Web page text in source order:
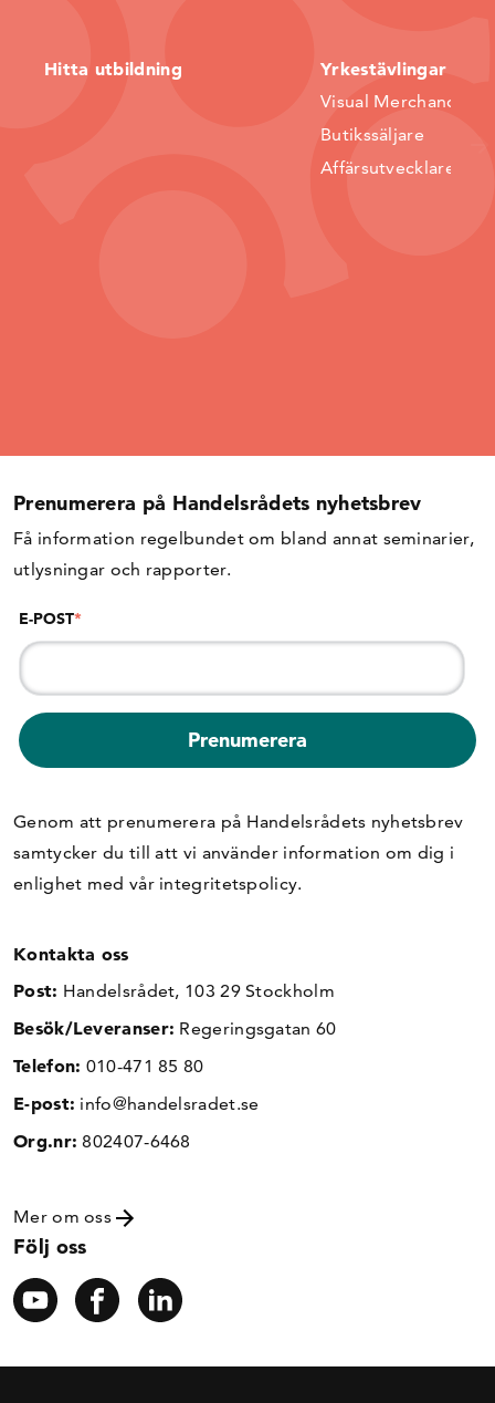
Hitta utbildning Yrkestävlingar
Visual Merchandiser
Butikssäljare
Affärsutvecklare
Prenumerera på Handelsrådets nyhetsbrev
Få information regelbundet om bland annat seminarier,
utlysningar och rapporter.
E-POST*
Genom att prenumerera på Handelsrådets nyhetsbrev
samtycker du till att vi använder information om dig i
enlighet med vår integritetspolicy.
Kontakta oss
Post: Handelsrådet, 103 29 Stockholm
Besök/Leveranser: Regeringsgatan 60
Telefon: 010-471 85 80
E-post: info@handelsradet.se
Org.nr: 802407-6468
Mer om oss
Följ oss